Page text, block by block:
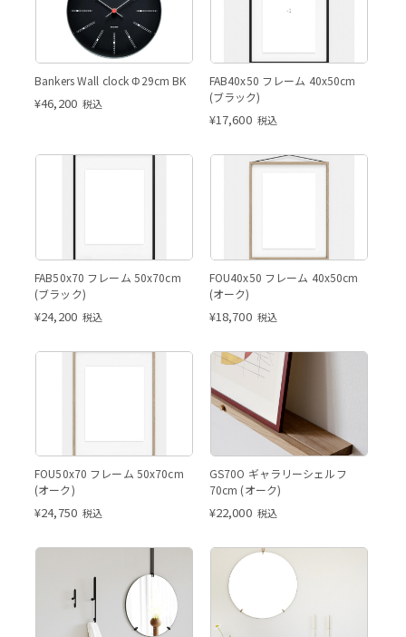
Bankers Wall clock Φ29cm BK
¥46,200 税込
FAB40x50 フレーム 40x50cm
(ブラック)
¥17,600 税込
FAB50x70 フレーム 50x70cm
(ブラック)
¥24,200 税込
FOU40x50 フレーム 40x50cm
(オーク)
¥18,700 税込
FOU50x70 フレーム 50x70cm
(オーク)
¥24,750 税込
GS70O ギャラリーシェルフ
70cm (オーク)
¥22,000 税込